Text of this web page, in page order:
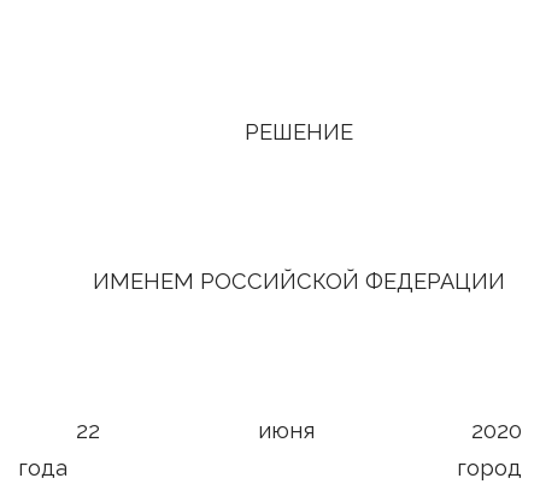
РЕШЕНИЕ
ИМЕНЕМ РОССИЙСКОЙ ФЕДЕРАЦИИ
22 июня 2020
года город